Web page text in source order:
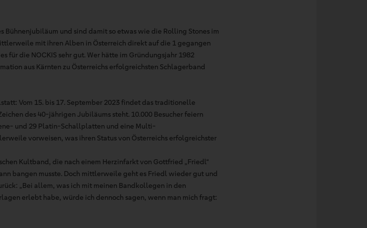
Bühnenjubiläum und sind damit so etwas wie die Rolling Stones im
mit ihren Alben in Österreich direkt auf die 1 gegangen
für die NOCKIS sehr gut. Wer hätte im Gründungsjahr 1982
aus Kärnten zu Österreichs erfolgreichsten Schlagerband
Vom 15. bis 17. September 2023 findet das traditionelle
des 40-jährigen Jubiläums steht. 10.000 Besucher feiern
und 29 Platin-Schallplatten und eine Multi-
vorweisen, was ihren Status von Österreichs erfolgreichster
Kultband, die nach einem Herzinfarkt von Gottfried „Friedl“
bangen musste. Doch mittlerweile geht es Friedl wieder gut und
„Bei allem, was ich mit meinen Bandkollegen in den
erlebt habe, würde ich dennoch sagen, wenn man mich fragt: